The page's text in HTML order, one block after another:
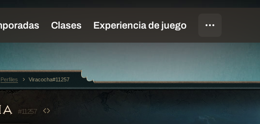
#11257
Perfiles Viracocha#11257